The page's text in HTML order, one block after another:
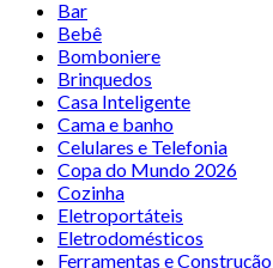
Bar
Bebê
Bomboniere
Brinquedos
Casa Inteligente
Cama e banho
Celulares e Telefonia
Copa do Mundo 2026
Cozinha
Eletroportáteis
Eletrodomésticos
Ferramentas e Construção